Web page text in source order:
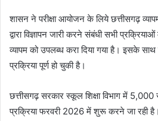
शासन ने परीक्षा आयोजन के लिये छत्तीसगढ़
द्वारा विज्ञापन जारी करने संबंधी सभी
व्यापम को उपलब्ध करा दिया गया है। इसके साथ
प्रक्रिया पूर्ण हो चुकी है।
छत्तीसगढ़ सरकार स्कूल शिक्षा विभाग में 5,000
प्रक्रिया फरवरी 2026 में शुरू करने जा रही